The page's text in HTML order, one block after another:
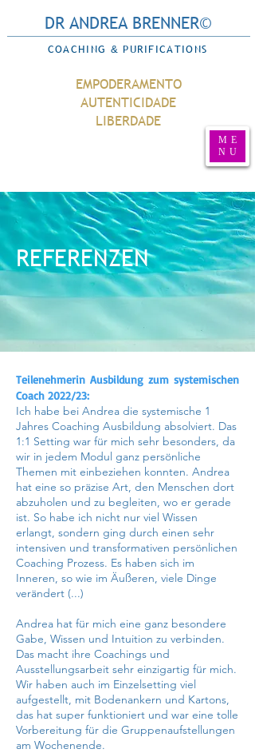
EMPODERAMENTO
AUTENTICIDADE
LIBERDADE
COACHING & PURIFICATIONS
DR ANDREA BRENNER©
ME
NU
REFERENZEN
Teilenehmerin Ausbildung zum systemischen
Coach 2022/23:
Ich habe bei Andrea die systemische 1
Jahres Coaching Ausbildung absolviert. Das
1:1 Setting war für mich sehr besonders, da
wir in jedem Modul ganz persönliche
Themen mit einbeziehen konnten. Andrea
hat eine so präzise Art, den Menschen dort
abzuholen und zu begleiten, wo er gerade
ist. So habe ich nicht nur viel Wissen
erlangt, sondern ging durch einen sehr
intensiven und transformativen persönlichen
Coaching Prozess. Es haben sich im
Inneren, so wie im Äußeren, viele Dinge
verändert (...)
Andrea hat für mich eine ganz besondere
Gabe, Wissen und Intuition zu verbinden.
Das macht ihre Coachings und
Ausstellungsarbeit sehr einzigartig für mich.
Wir haben auch im Einzelsetting viel
aufgestellt, mit Bodenankern und Kartons,
das hat super funktioniert und war eine tolle
Vorbereitung für die Gruppenaufstellungen
am Wochenende.